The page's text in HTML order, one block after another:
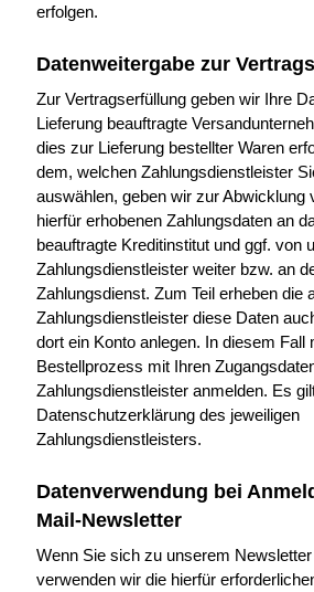
erfolgen.
Datenweitergabe zur
Zur Vertragserfüllung geben wir Ihre
Lieferung beauftragte
dies zur Lieferung bestellter Waren
dem, welchen Zahlungsdienstleister
auswählen, geben wir zur Abwicklung
hierfür erhobenen Zahlungsdaten an
beauftragte Kreditinstitut und ggf. von
Zahlungsdienstleister weiter bzw. an
Zahlungsdienst. Zum Teil erheben die
Zahlungsdienstleister diese Daten
dort ein Konto anlegen. In diesem Fall
Bestellprozess mit Ihren
Zahlungsdienstleister anmelden. Es
Datenschutzerklärung des jeweiligen
Zahlungsdienstleisters.
Datenverwendung bei
Mail-Newsletter
Wenn Sie sich zu unserem
verwenden wir die hierfür